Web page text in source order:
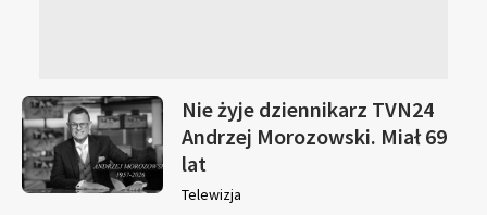
Nie żyje dziennikarz TVN24
Andrzej Morozowski. Miał 69
lat
Telewizja